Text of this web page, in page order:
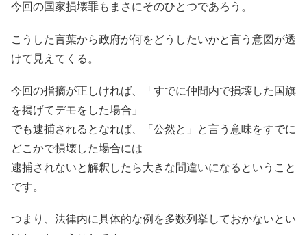
今回の国家損壊罪もまさにそのひとつであろう。
こうした言葉から政府が何をどうしたいかと言う意図が透
けて見えてくる。
今回の指摘が正しければ、「すでに仲間内で損壊した国旗
を掲げてデモをした場合」
でも逮捕されるとなれば、「公然と」と言う意味をすでに
どこかで損壊した場合には
逮捕されないと解釈したら大きな間違いになるということ
です。
つまり、法律内に具体的な例を多数列挙しておかないとい